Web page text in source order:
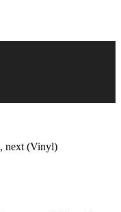
next (Vinyl)